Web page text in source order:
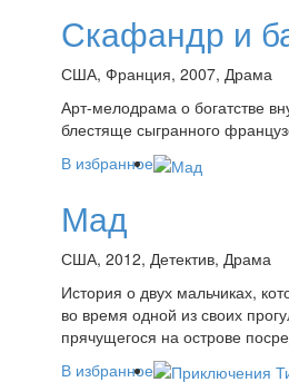
Скафандр и
США, Франция, 2007, Драма
Арт-мелодрама о богатстве
блестяще сыгранного
В избранное
Мад
США, 2012, Детектив, Драма
История о двух мальчиках,
во время одной из своих
прячущегося на острове
В избранное